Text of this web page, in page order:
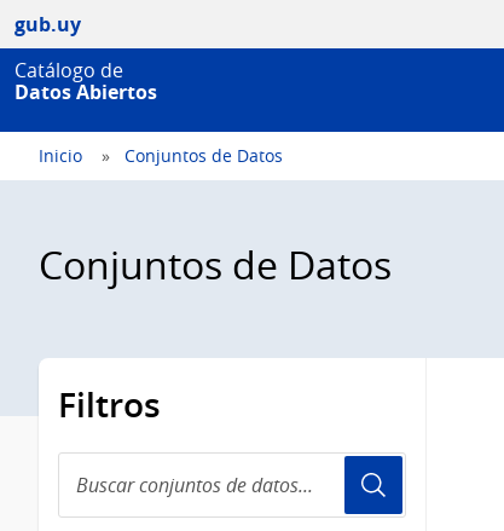
gub.uy
Catálogo de
Datos Abiertos
Inicio Conjuntos de Datos
Conjuntos de Datos
Filtros
conjuntos
de